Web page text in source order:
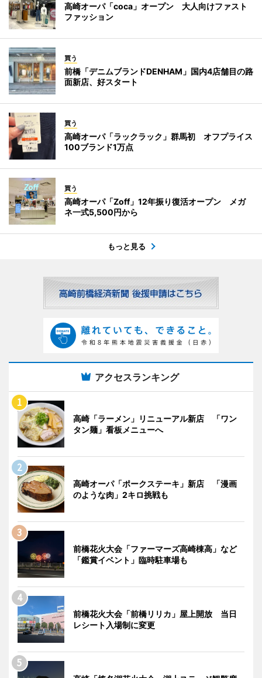
高崎オーパ「coca」オープン 大人向けファスト
ファッション
買う
前橋「デニムブランドDENHAM」国内4店舗目の路
面新店、好スタート
買う
高崎オーパ「ラックラック」群馬初 オフプライス
100ブランド1万点
買う
高崎オーパ「Zoff」12年振り復活オープン メガ
ネ一式5,500円から
もっと見る
アクセスランキング
高崎「ラーメン」リニューアル新店 「ワン
タン麺」看板メニューへ
高崎オーパ「ポークステーキ」新店 「漫画
のような肉」2キロ挑戦も
前橋花火大会「ファーマーズ高崎棟高」など
「鑑賞イベント」臨時駐車場も
前橋花火大会「前橋リリカ」屋上開放 当日
レシート入場制に変更